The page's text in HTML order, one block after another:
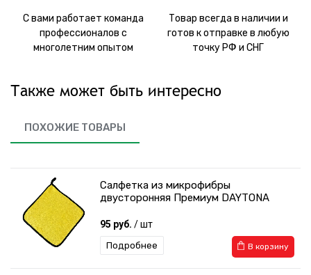
С вами работает команда
профессионалов с
многолетним опытом
Товар всегда в наличии и
готов к отправке в любую
точку РФ и СНГ
Также может быть интересно
ПОХОЖИЕ ТОВАРЫ
Салфетка из микрофибры
двусторонняя Премиум DAYTONA
95 руб. / шт
В корзину
Подробнее